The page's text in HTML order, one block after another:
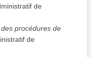
de
procédures de
de